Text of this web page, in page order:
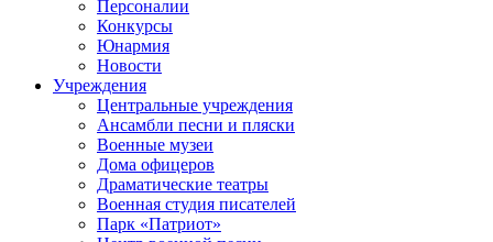
Персоналии
Конкурсы
Юнармия
Новости
Учреждения
Центральные учреждения
Ансамбли песни и пляски
Военные музеи
Дома офицеров
Драматические театры
Военная студия писателей
Парк «Патриот»